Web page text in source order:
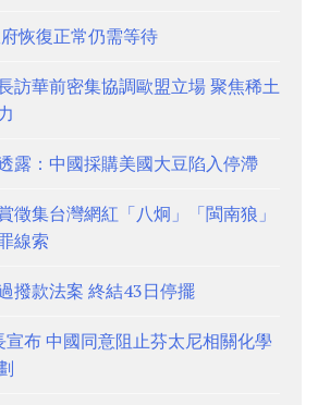
恢復正常仍需等待
訪華前密集協調歐盟立場 聚焦稀土
露：中國採購美國大豆陷入停滯
徵集台灣網紅「八炯」「閩南狼」
線索
撥款法案 終結43日停擺
宣布 中國同意阻止芬太尼相關化學